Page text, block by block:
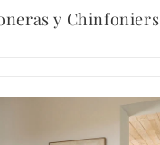
y Chinfoniers